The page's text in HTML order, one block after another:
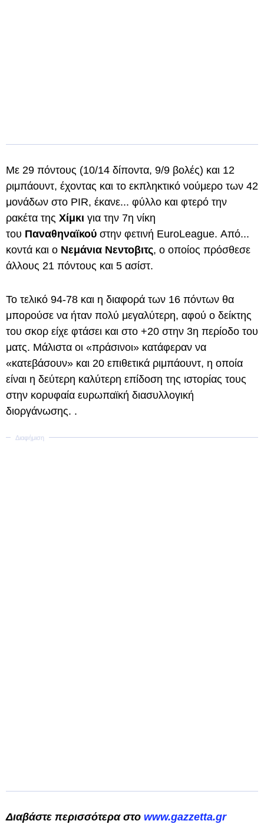
Με 29 πόντους (10/14 δίποντα, 9/9 βολές) και 12
ριμπάουντ, έχοντας και το εκπληκτικό νούμερο των 42
μονάδων στο PIR, έκανε... φύλλο και φτερό την
ρακέτα της Χίμκι για την 7η νίκη
του Παναθηναϊκού στην φετινή EuroLeague. Από...
κοντά και ο Νεμάνια Νεντοβιτς, ο οποίος πρόσθεσε
άλλους 21 πόντους και 5 ασίστ.
Το τελικό 94-78 και η διαφορά των 16 πόντων θα
μπορούσε να ήταν πολύ μεγαλύτερη, αφού ο δείκτης
του σκορ είχε φτάσει και στο +20 στην 3η περίοδο του
ματς. Μάλιστα οι «πράσινοι» κατάφεραν να
«κατεβάσουν» και 20 επιθετικά ριμπάουντ, η οποία
είναι η δεύτερη καλύτερη επίδοση της ιστορίας τους
στην κορυφαία ευρωπαϊκή διασυλλογική
διοργάνωσης. .
Διαβάστε περισσότερα στο www.gazzetta.gr